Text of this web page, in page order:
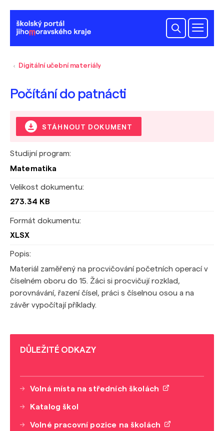
Digitální učební materiály
Počítání do patnácti
STÁHNOUT DOKUMENT
Studijní program:
Matematika
Velikost dokumentu:
273.34 KB
Formát dokumentu:
XLSX
Popis:
Materiál zaměřený na procvičování početních operací v
číselném oboru do 15. Žáci si procvičují rozklad,
porovnávání, řazení čísel, práci s číselnou osou a na
závěr vypočítají příklady.
DŮLEŽITÉ ODKAZY
Volná místa na středních školách
Katalog škol
Volné pracovní pozice na školách